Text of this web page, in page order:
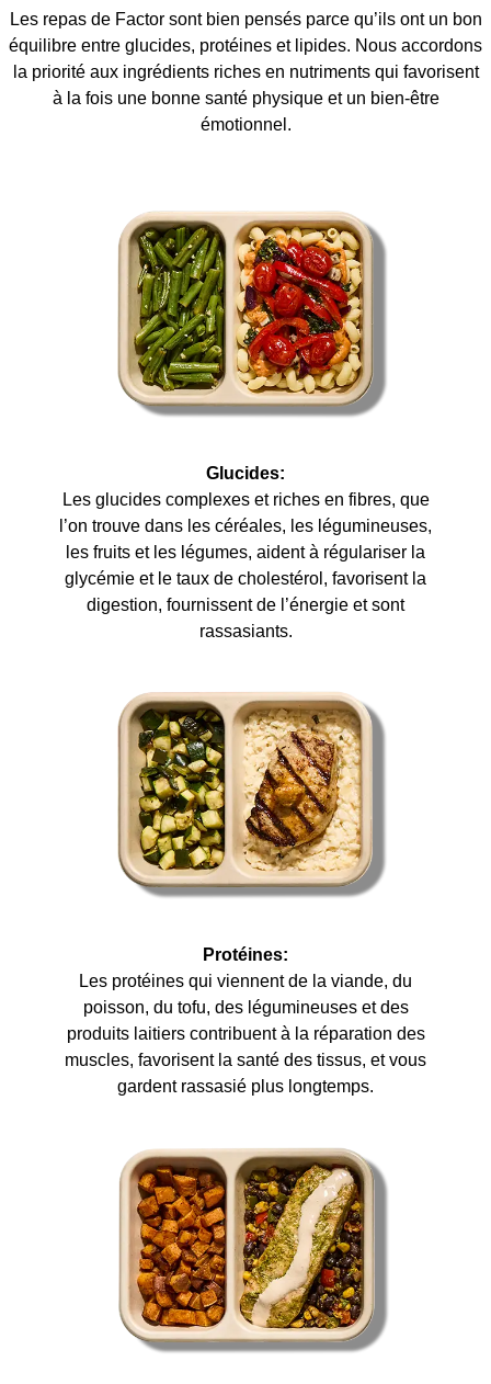
Les repas de Factor sont bien pensés parce qu’ils ont un bon
équilibre entre glucides, protéines et lipides. Nous accordons
la priorité aux ingrédients riches en nutriments qui favorisent
à la fois une bonne santé physique et un bien-être
émotionnel.
Glucides:
Les glucides complexes et riches en fibres, que
l’on trouve dans les céréales, les légumineuses,
les fruits et les légumes, aident à régulariser la
glycémie et le taux de cholestérol, favorisent la
digestion, fournissent de l’énergie et sont
rassasiants.
Protéines:
Les protéines qui viennent de la viande, du
poisson, du tofu, des légumineuses et des
produits laitiers contribuent à la réparation des
muscles, favorisent la santé des tissus, et vous
gardent rassasié plus longtemps.